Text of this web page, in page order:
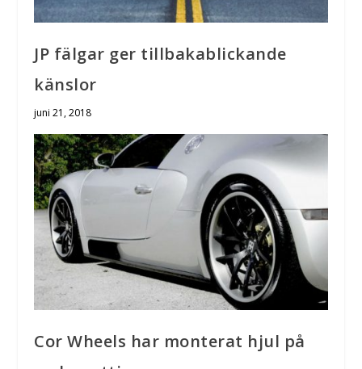
JP fälgar ger tillbakablickande
känslor
juni 21, 2018
Cor Wheels har monterat hjul på